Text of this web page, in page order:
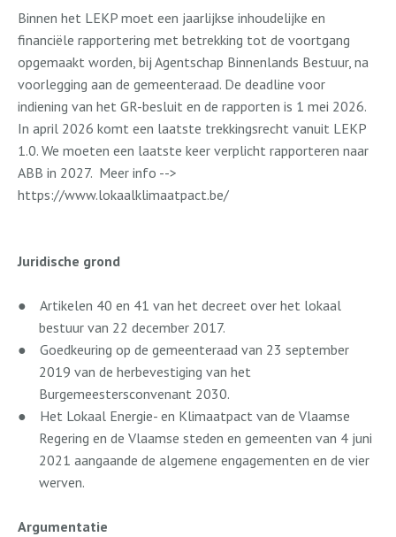
Binnen het LEKP moet een jaarlijkse inhoudelijke en
financiële rapportering met betrekking tot de voortgang
opgemaakt worden, bij Agentschap Binnenlands Bestuur, na
voorlegging aan de gemeenteraad. De deadline voor
indiening van het GR-besluit en de rapporten is 1 mei 2026.
In april 2026 komt een laatste trekkingsrecht vanuit LEKP
1.0. We moeten een laatste keer verplicht rapporteren naar
ABB in 2027. Meer info -->
https://www.lokaalklimaatpact.be/
Juridische grond
●
Artikelen 40 en 41 van het decreet over het lokaal
bestuur van 22 december 2017.
●
Goedkeuring op de gemeenteraad van 23 september
2019 van de herbevestiging van het
Burgemeestersconvenant 2030.
●
Het Lokaal Energie- en Klimaatpact van de Vlaamse
Regering en de Vlaamse steden en gemeenten van 4 juni
2021 aangaande de algemene engagementen en de vier
werven.
Argumentatie